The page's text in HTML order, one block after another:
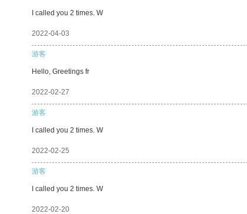
I called you 2 times. W
2022-04-03
游客
Hello, Greetings fr
2022-02-27
游客
I called you 2 times. W
2022-02-25
游客
I called you 2 times. W
2022-02-20